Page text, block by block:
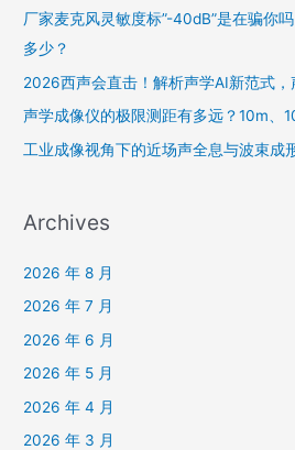
「洞
见」
厂家麦克风灵敏度标”-40dB”是在骗你
多少？
2026西声会直击！解析声学AI新范式，
声学成像仪的极限测距有多远？10m、
工业成像视角下的近场声全息与波束成
Archives
2026 年 8 月
2026 年 7 月
2026 年 6 月
2026 年 5 月
2026 年 4 月
2026 年 3 月